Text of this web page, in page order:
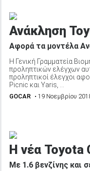
Ανάκληση
Αφορά τα μοντέλα
Η Γενική Γραμματεία
προληπτικών ελέγχων
προληπτικοί έλεγχοι
Picnic και Yaris, ...
GOCAR • 19 Νοεμβρίου
Η νέα Toyota
Με 1.6 βενζίνης και